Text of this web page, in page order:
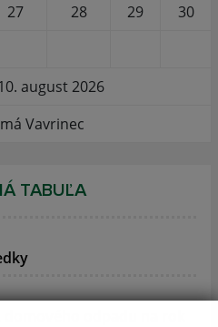
27 28 29
30
august 2026
Vavrinec
TABUĽA